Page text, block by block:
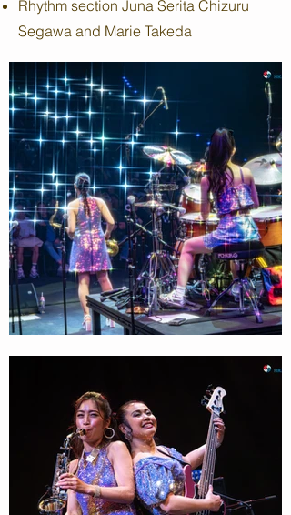
Rhythm section Juna Serita Chizuru
Segawa and Marie Takeda